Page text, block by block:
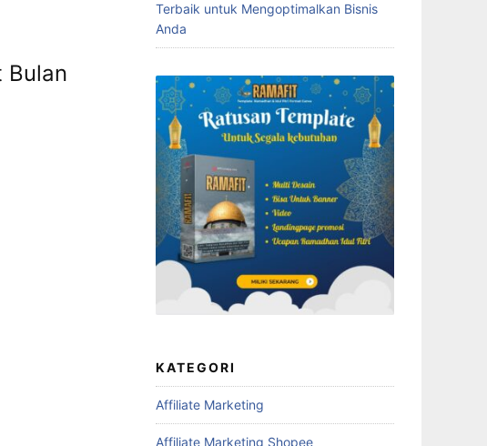
Bulan
Terbaik untuk Mengoptimalkan Bisnis
Anda
KATEGORI
Affiliate Marketing
Affiliate Marketing Shopee